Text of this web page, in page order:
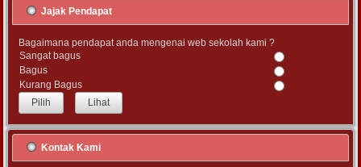
Jajak Pendapat
Bagaimana pendapat anda mengenai web sekolah kami ?
Sangat bagus
Bagus
Kurang Bagus
Lihat
Kontak Kami